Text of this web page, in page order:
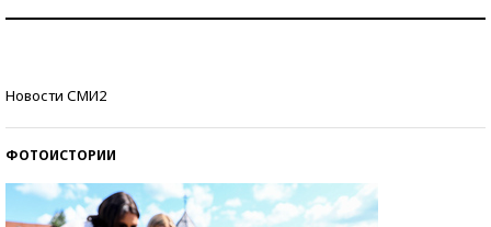
Новости СМИ2
ФОТОИСТОРИИ